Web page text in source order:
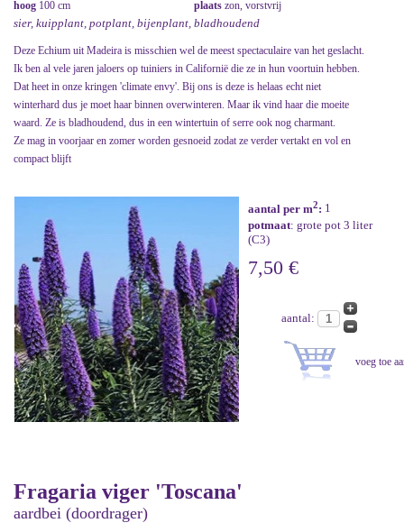
hoog 100 cm plaats zon, vorstvrij
sier, kuipplant, potplant, bijenplant, bladhoudend
Deze Echium uit Madeira is misschien wel de meest spectaculaire van het geslacht.
Ik ben al vele jaren jaloers op tuiniers in Californië die ze in hun voortuin hebben.
Dat heet in onze kringen 'climate envy'. Bij ons is deze is helaas echt niet
winterhard dus je moet haar binnen overwinteren. Maar ik vind haar die moeite
waard. Ze is bladhoudend, dus in een wintertuin of serre ook nog charmant.
Ze mag in voorjaar en zomer worden gesnoeid zodat ze verder vertakt en vol en
compact blijft
aantal per m2: 1
potmaat: grote pot 3 liter
(C3)
7,50 €
aantal:
Fragaria viger 'Toscana'
aardbei (doordrager)